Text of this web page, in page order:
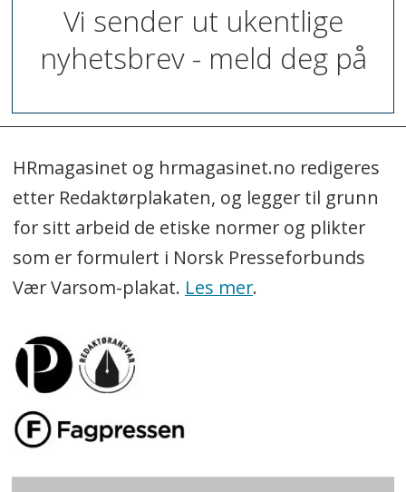
Vi sender ut ukentlige
nyhetsbrev - meld deg på
HRmagasinet og hrmagasinet.no redigeres
etter Redaktørplakaten, og legger til grunn
for sitt arbeid de etiske normer og plikter
som er formulert i Norsk Presseforbunds
Vær Varsom-plakat. Les mer.